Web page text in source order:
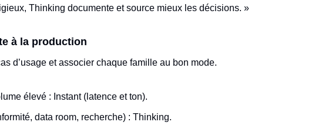
Thinking documente et source mieux les décisions. »
à la production
d’usage et associer chaque famille au bon mode.
élevé : Instant (latence et ton).
data room, recherche) : Thinking.